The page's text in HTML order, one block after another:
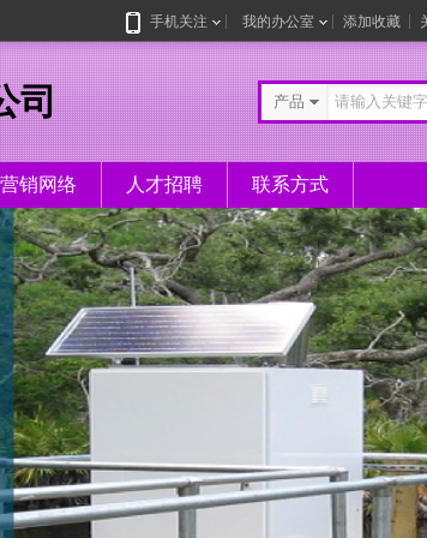
手机关注 我的办公室 添加收藏
司 产品
营销网络 人才招聘 联系方式